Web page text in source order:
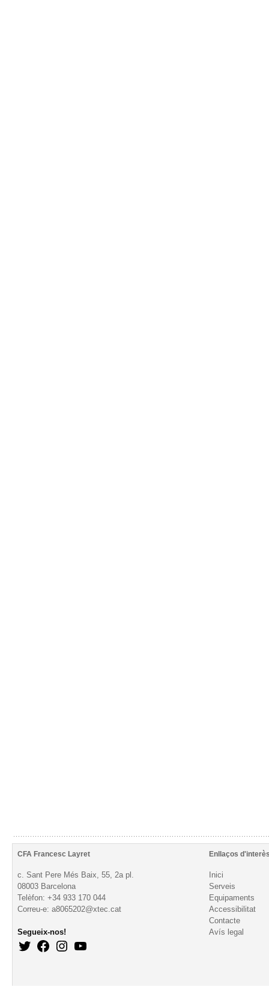
CFA Francesc Layret Enllaços
c. Sant Pere Més Baix, 55, 2a pl.
08003 Barcelona
Telèfon: +34 933 170 044
Correu-e: a8065202@xtec.cat
Segueix-nos!
Inici
Serveis
Equipaments
Accessibilitat
Contacte
Avís legal